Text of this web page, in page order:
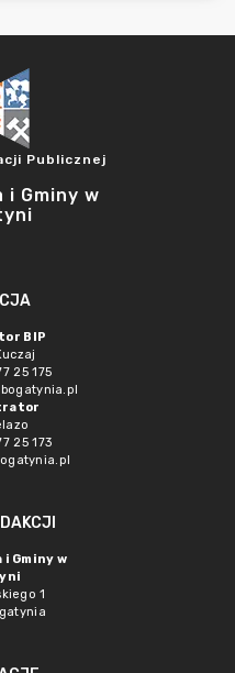
Publicznej
i Gminy w
BIP
25 175
25 173
Gminy w
1